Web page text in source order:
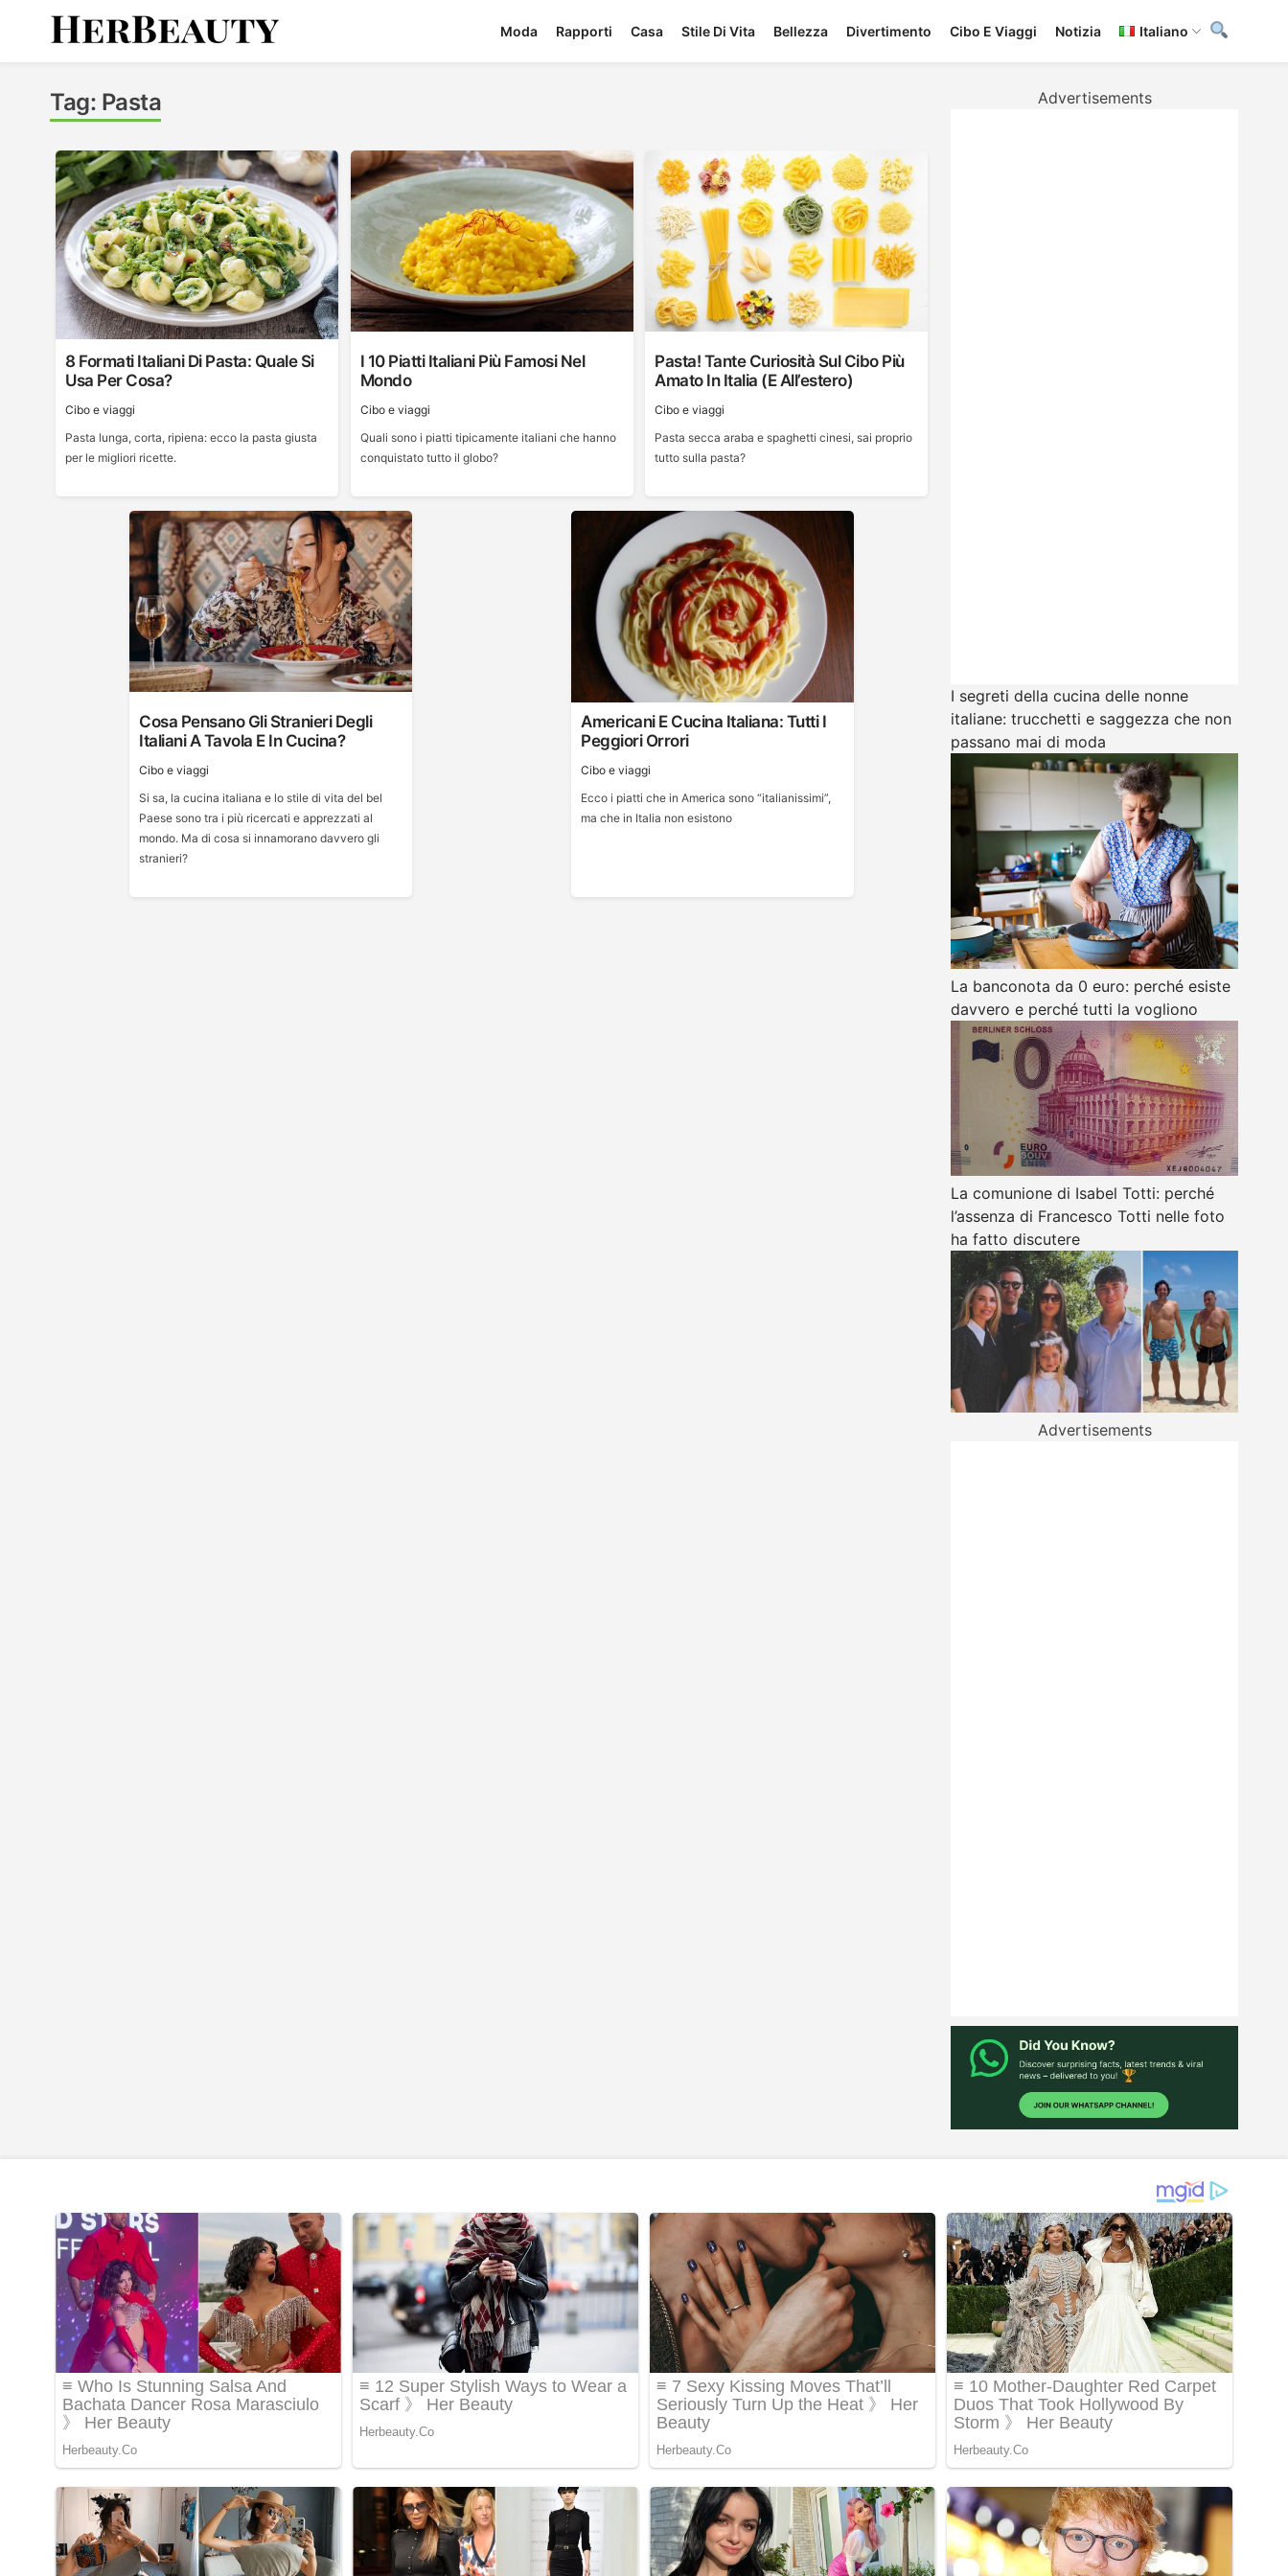
Moda Rapporti Casa Stile Di Vita Bellezza Divertimento Cibo E Viaggi Notizia Italiano
Tag: Pasta
8 Formati Italiani Di Pasta: Quale Si
Usa Per Cosa?
Cibo e viaggi
Pasta lunga, corta, ripiena: ecco la pasta giusta
per le migliori ricette.
I 10 Piatti Italiani Più Famosi Nel
Mondo
Cibo e viaggi
Quali sono i piatti tipicamente italiani che hanno
conquistato tutto il globo?
Pasta! Tante Curiosità Sul Cibo Più
Amato In Italia (e All’estero)
Cibo e viaggi
Pasta secca araba e spaghetti cinesi, sai proprio
tutto sulla pasta?
Cosa Pensano Gli Stranieri Degli
Italiani A Tavola E In Cucina?
Cibo e viaggi
Si sa, la cucina italiana e lo stile di vita del bel
Paese sono tra i più ricercati e apprezzati al
mondo. Ma di cosa si innamorano davvero gli
stranieri?
Americani E Cucina Italiana: Tutti I
Peggiori Orrori
Cibo e viaggi
Ecco i piatti che in America sono “italianissimi”,
ma che in Italia non esistono
Advertisements
I segreti della cucina delle nonne
italiane: trucchetti e saggezza che non
passano mai di moda
La banconota da 0 euro: perché esiste
davvero e perché tutti la vogliono
La comunione di Isabel Totti: perché
l’assenza di Francesco Totti nelle foto
ha fatto discutere
Advertisements